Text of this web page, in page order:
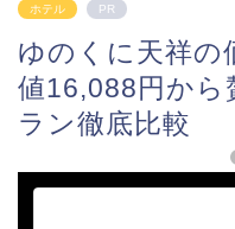
ホテル PR
ゆのくに天祥の
値16,088円から
ラン徹底比較